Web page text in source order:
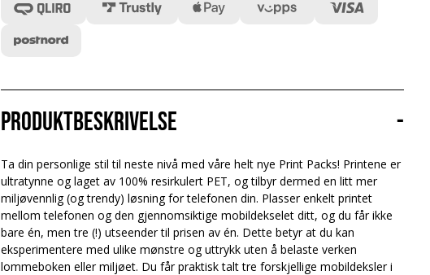
Produktbeskrivelse -
Ta din personlige stil til neste nivå med våre helt nye Print Packs! Printene er
ultratynne og laget av 100% resirkulert PET, og tilbyr dermed en litt mer
miljøvennlig (og trendy) løsning for telefonen din. Plasser enkelt printet
mellom telefonen og den gjennomsiktige mobildekselet ditt, og du får ikke
bare én, men tre (!) utseender til prisen av én. Dette betyr at du kan
eksperimentere med ulike mønstre og uttrykk uten å belaste verken
lommeboken eller miljøet. Du får praktisk talt tre forskjellige mobildeksler i